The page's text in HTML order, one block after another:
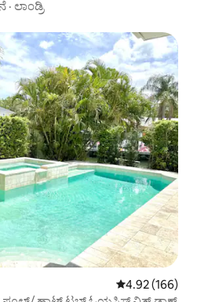
· ಲಾಂಡ್ರಿ
5 ರಲ್ಲಿ 4.92
4.92 (166)